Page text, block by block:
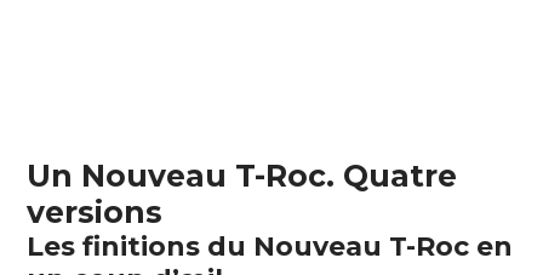
Un Nouveau T-Roc. Quatre
versions
Les finitions du Nouveau T-Roc en